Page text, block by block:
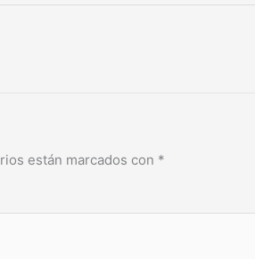
están marcados con *